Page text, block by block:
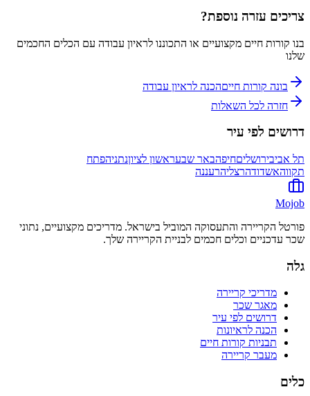
צריכים עזרה נוספת?
בנו קורות חיים מקצועיים או התכוננו לראיון עבודה עם הכלים החכמים
שלנו
בונה קורות חייםהכנה לראיון עבודה
חזרה לכל השאלות
דרושים לפי עיר
תל אביבירושליםחיפהבאר שבעראשון לציוןנתניהפתח
תקווהאשדודהרצליהרעננה
Mojob
פורטל הקריירה והתעסוקה המוביל בישראל. מדריכים מקצועיים, נתוני
שכר עדכניים וכלים חכמים לבניית הקריירה שלך.
גלה
מדריכי קריירה
מאגר שכר
דרושים לפי עיר
הכנה לראיונות
תבניות קורות חיים
מעבר קריירה
כלים